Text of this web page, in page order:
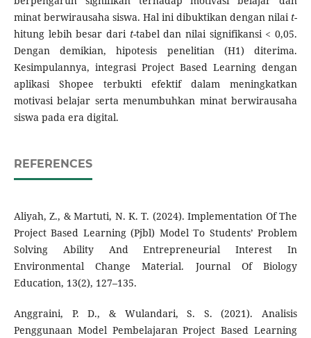
minat berwirausaha siswa. Hal ini dibuktikan dengan nilai t-
hitung lebih besar dari t-tabel dan nilai signifikansi < 0,05.
Dengan demikian, hipotesis penelitian (H1) diterima.
Kesimpulannya, integrasi Project Based Learning dengan
aplikasi Shopee terbukti efektif dalam meningkatkan
motivasi belajar serta menumbuhkan minat berwirausaha
siswa pada era digital.
REFERENCES
Aliyah, Z., & Martuti, N. K. T. (2024). Implementation Of The
Project Based Learning (Pjbl) Model To Students’ Problem
Solving Ability And Entrepreneurial Interest In
Environmental Change Material. Journal Of Biology
Education, 13(2), 127–135.
Anggraini, P. D., & Wulandari, S. S. (2021). Analisis
Penggunaan Model Pembelajaran Project Based Learning